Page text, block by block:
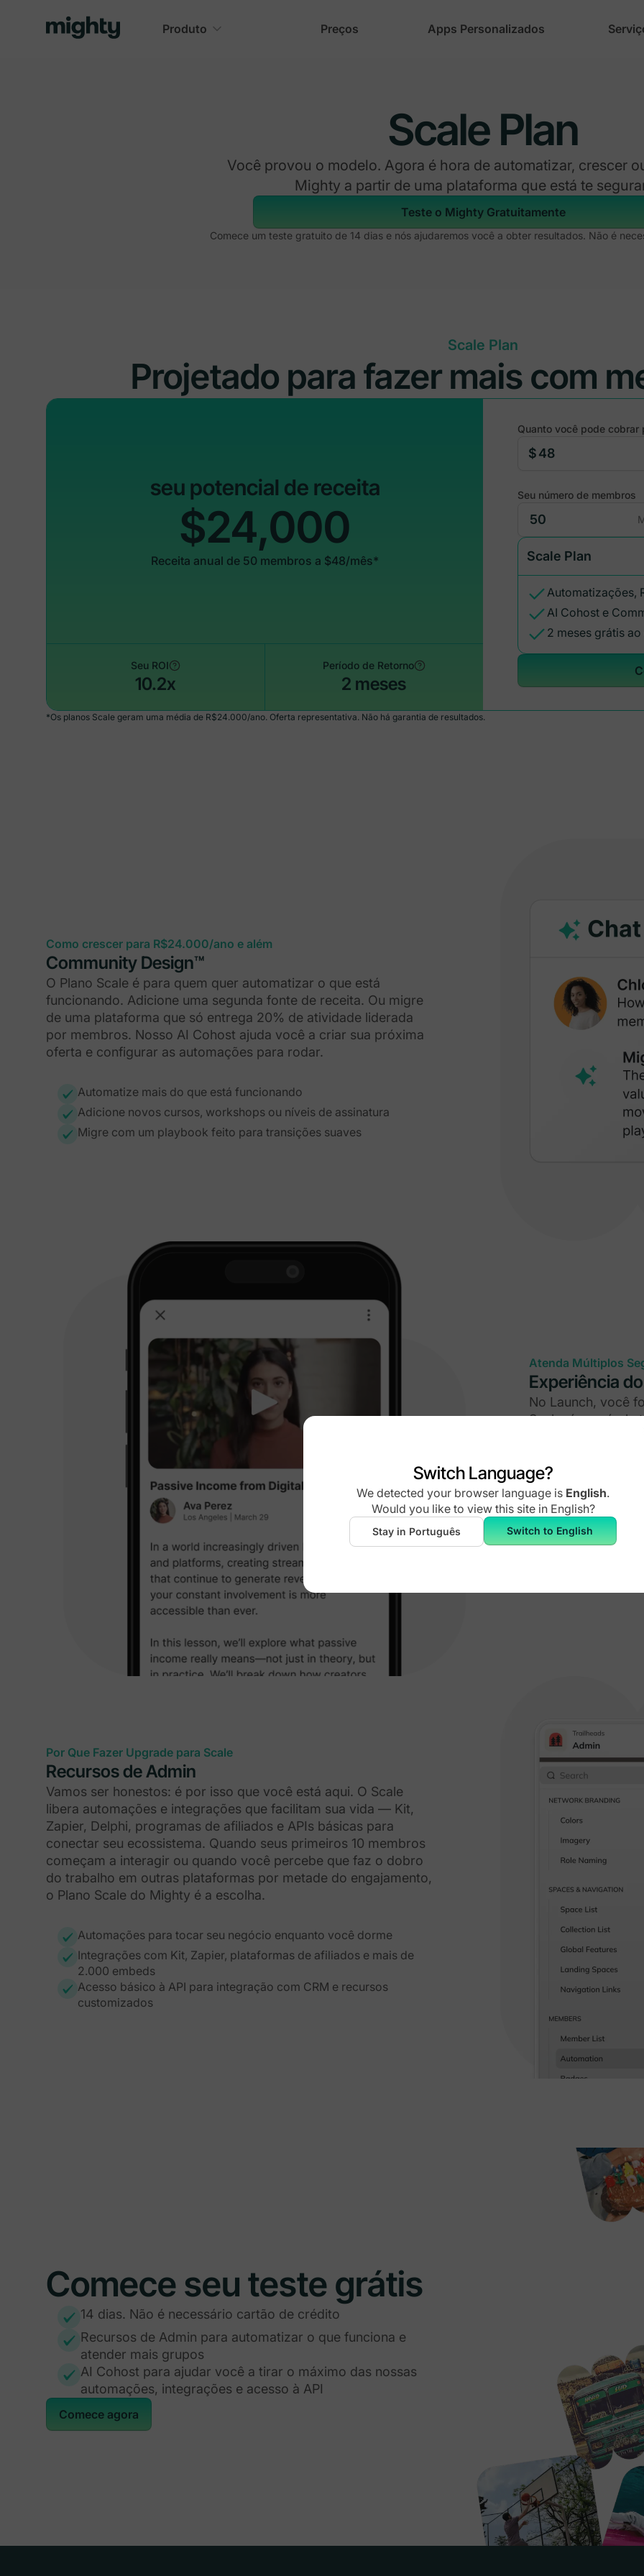
Produto Preços Apps Personalizados
Scale Plan
Você provou o modelo. Agora é hora de automatizar, crescer
Mighty a partir de uma plataforma que está te
Teste o Mighty Gratuitamente
Comece um teste gratuito de 14 dias e nós ajudaremos você a obter resultados. Não é
Scale Plan
Projetado para fazer mais com
seu potencial de receita
$24,000
Receita anual de 50 membros a $48/mês*
Seu ROI
10.2x
Período de Retorno
2 meses
Quanto você pode cobrar
$
Seu número de membros
Scale Plan
Automatizações,
AI Cohost e
2 meses grátis
*Os planos Scale geram uma média de R$24.000/ano. Oferta representativa. Não há garantia de resultados.
Como crescer para R$24.000/ano e além
Community Design™
O Plano Scale é para quem quer automatizar o que está
funcionando. Adicione uma segunda fonte de receita. Ou migre
de uma plataforma que só entrega 20% de atividade liderada
por membros. Nosso AI Cohost ajuda você a criar sua próxima
oferta e configurar as automações para rodar.
Automatize mais do que está funcionando
Adicione novos cursos, workshops ou níveis de assinatura
Migre com um playbook feito para transições suaves
Atenda Múltiplos
Experiência
No Launch, você
Scale, é possível
Organize landing
caminhos.
trazer mais
Espaços
Planos para
Códigos
Por Que Fazer Upgrade para Scale
Recursos de Admin
Vamos ser honestos: é por isso que você está aqui. O Scale
libera automações e integrações que facilitam sua vida — Kit,
Zapier, Delphi, programas de afiliados e APIs básicas para
conectar seu ecossistema. Quando seus primeiros 10 membros
começam a interagir ou quando você percebe que faz o dobro
do trabalho em outras plataformas por metade do engajamento,
o Plano Scale do Mighty é a escolha.
Automações para tocar seu negócio enquanto você dorme
Integrações com Kit, Zapier, plataformas de afiliados e mais de
2.000 embeds
Acesso básico à API para integração com CRM e recursos
customizados
Comece seu teste grátis
14 dias. Não é necessário cartão de crédito
Recursos de Admin para automatizar o que funciona e
atender mais grupos
AI Cohost para ajudar você a tirar o máximo das nossas
automações, integrações e acesso à API
Comece agora
Switch Language?
We detected your browser language is English.
Would you like to view this site in English?
Stay in Português Switch to English